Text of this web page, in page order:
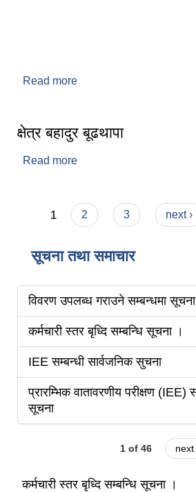
Read more
क्षेत्र बहादुर बूढथापा
Read more
Pages
1 2 3 next ›
सूचना तथा समाचार
विवरण उपलब्ध गराउने सम्बन्धमा सूचना
कर्मचारी स्तर बृध्दि सम्बन्धि सूचना ।
IEE सम्बन्धी सार्वजनिक सुचना
प्रारम्भिक वातावरणीय परीक्षण (IEE)
सूचना
1 of 46 next
कर्मचारी स्तर बृध्दि सम्बन्धि सूचना ।